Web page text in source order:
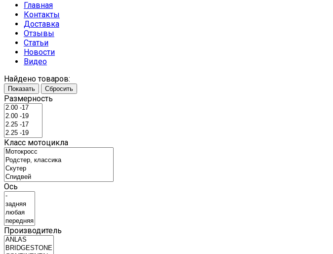
Главная
Контакты
Доставка
Отзывы
Статьи
Новости
Видео
Найдено товаров:
Показать Сбросить
Размерность
Класс мотоцикла
Ось
Производитель